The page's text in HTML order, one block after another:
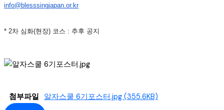
info@blesssingjapan.or.kr
* 2차 심화(현장) 코스 : 추후 공지
첨부파일 알자스쿨 6기포스터.jpg (355.6KB)